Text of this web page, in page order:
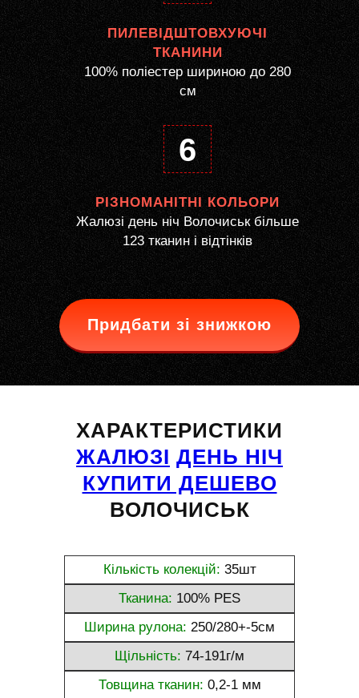
ПИЛЕВІДШТОВХУЮЧІ
ТКАНИНИ
100% поліестер шириною до 280
см
6
РІЗНОМАНІТНІ КОЛЬОРИ
Жалюзі день ніч Волочиськ більше
123 тканин і відтінків
Придбати зі знижкою
ХАРАКТЕРИСТИКИ
ЖАЛЮЗІ ДЕНЬ НІЧ
КУПИТИ ДЕШЕВО
ВОЛОЧИСЬК
Кількість колекцій: 35шт
Тканина: 100% PES
Ширина рулона: 250/280+-5см
Щільність: 74-191г/м
Товщина тканин: 0,2-1 мм